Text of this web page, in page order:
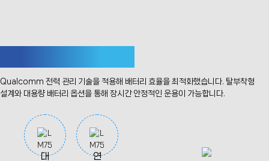
Qualcomm 전력 관리 기술을 적용해 배터리 효율을 최적화했습니다. 탈부착형
설계와 대용량 배터리 옵션을 통해 장시간 안정적인 운용이 가능합니다.